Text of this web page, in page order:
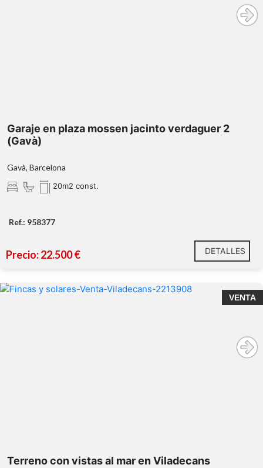
Garaje en plaza mossen jacinto verdaguer 2
(Gavà)
Gavà, Barcelona
20m2 const.
Ref.: 958377
Precio: 22.500 € DETALLES
VENTA
Terreno con vistas al mar en Viladecans